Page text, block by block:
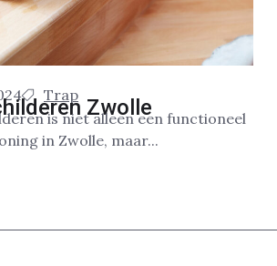
Trap Zwolle
is niet alleen een functioneel
in Zwolle, maar...